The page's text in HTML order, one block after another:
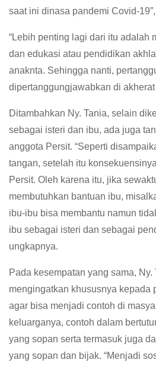
saat ini dinasa pandemi Covid-
“Lebih penting lagi dari itu adalah
dan edukasi atau pendidikan
anaknta. Sehingga nanti,
dipertanggungjawabkan di akherat
Ditambahkan Ny. Tania, selain
sebagai isteri dan ibu, ada juga
anggota Persit. “Seperti
tangan, setelah itu
Persit. Oleh karena itu, jika
membutuhkan bantuan ibu,
ibu-ibu bisa membantu namun
ibu sebagai isteri dan sebagai
ungkapnya.
Pada kesempatan yang sama, Ny.
mengingatkan khususnya kepada
agar bisa menjadi contoh di
keluarganya, contoh dalam
yang sopan serta termasuk juga
yang sopan dan bijak. “Menjadi